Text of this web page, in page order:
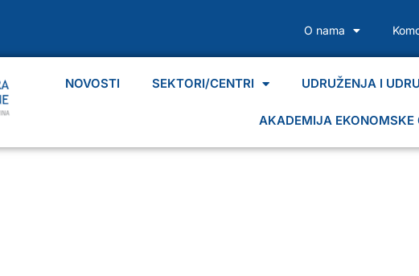
O nama
NOVOSTI SEKTORI/CENTRI UDRUŽENJA I
AKADEMIJA EKONOMSKE